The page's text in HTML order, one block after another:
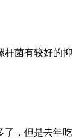
菌有较好的抑
了，但是去年吃